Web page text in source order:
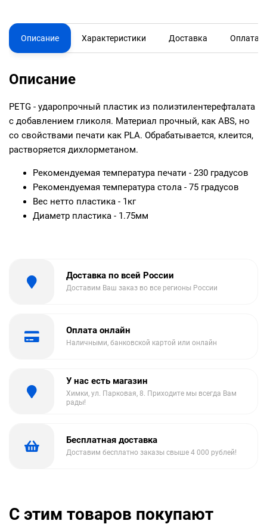
Описание Характеристики Доставка Оплата
Описание
PETG - ударопрочный пластик из полиэтилентерефталата
с добавлением гликоля. Материал прочный, как ABS, но
со свойствами печати как PLA. Обрабатывается, клеится,
растворяется дихлорметаном.
Рекомендуемая температура печати - 230 градусов
Рекомендуемая температура стола - 75 градусов
Вес нетто пластика - 1кг
Диаметр пластика - 1.75мм
Доставка по всей России
Доставим Ваш заказ во все регионы России
Оплата онлайн
Наличными, банковской картой или онлайн
У нас есть магазин
Химки, ул. Парковая, 8. Приходите мы всегда Вам
рады!
Бесплатная доставка
Доставим бесплатно заказы свыше 4 000 рублей!
С этим товаров покупают